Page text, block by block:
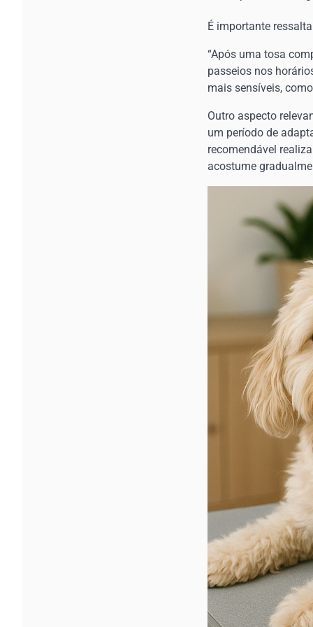
É importante
“Após uma tosa
passeios nos
mais sensíveis,
Outro aspecto
um período de
recomendável
acostume